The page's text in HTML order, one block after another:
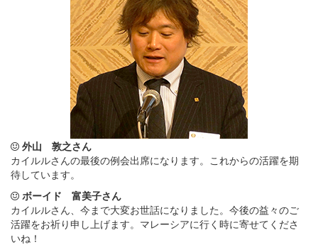
外山 敦之さん
カイルルさんの最後の例会出席になります。これからの活躍を期
待しています。
ボーイド 富美子さん
カイルルさん、今まで大変お世話になりました。今後の益々のご
活躍をお祈り申し上げます。マレーシアに行く時に寄せてくださ
いね！